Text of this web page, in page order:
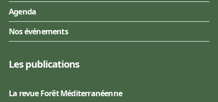
Agenda
Nos événements
Les publications
La revue Forêt Méditerranéenne